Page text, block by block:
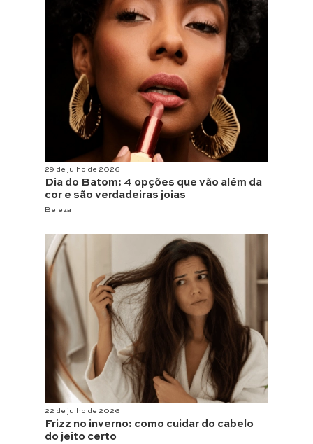
29 de julho de 2026
Dia do Batom: 4 opções que vão além da
cor e são verdadeiras joias
Beleza
22 de julho de 2026
Frizz no inverno: como cuidar do cabelo
do jeito certo